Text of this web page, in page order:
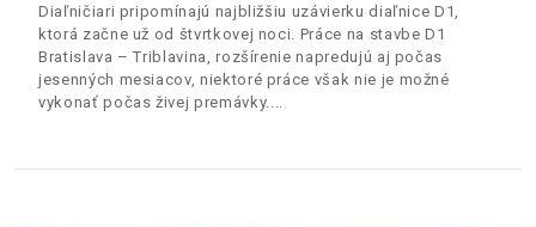
Diaľničiari pripomínajú najbližšiu uzávierku diaľnice D1,
ktorá začne už od štvrtkovej noci. Práce na stavbe D1
Bratislava – Triblavina, rozšírenie napredujú aj počas
jesenných mesiacov, niektoré práce však nie je možné
vykonať počas živej premávky.